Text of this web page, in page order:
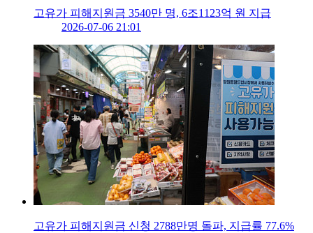
고유가 피해지원금 3540만 명, 6조1123억 원 지급
2026-07-06 21:01
고유가 피해지원금 신청 2788만명 돌파, 지급률 77.6%